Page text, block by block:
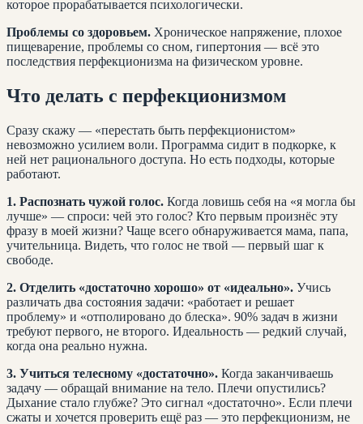
которое прорабатывается психологически.
Проблемы со здоровьем. Хроническое напряжение, плохое
пищеварение, проблемы со сном, гипертония — всё это
последствия перфекционизма на физическом уровне.
Что делать с перфекционизмом
Сразу скажу — «перестать быть перфекционистом»
невозможно усилием воли. Программа сидит в подкорке, к
ней нет рационального доступа. Но есть подходы, которые
работают.
1. Распознать чужой голос. Когда ловишь себя на «я могла бы
лучше» — спроси: чей это голос? Кто первым произнёс эту
фразу в моей жизни? Чаще всего обнаруживается мама, папа,
учительница. Видеть, что голос не твой — первый шаг к
свободе.
2. Отделить «достаточно хорошо» от «идеально». Учись
различать два состояния задачи: «работает и решает
проблему» и «отполировано до блеска». 90% задач в жизни
требуют первого, не второго. Идеальность — редкий случай,
когда она реально нужна.
3. Учиться телесному «достаточно». Когда заканчиваешь
задачу — обращай внимание на тело. Плечи опустились?
Дыхание стало глубже? Это сигнал «достаточно». Если плечи
сжаты и хочется проверить ещё раз — это перфекционизм, не